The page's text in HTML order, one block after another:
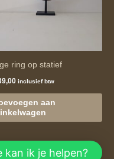
ring op statief
inclusief btw
aan
kan ik je helpen?